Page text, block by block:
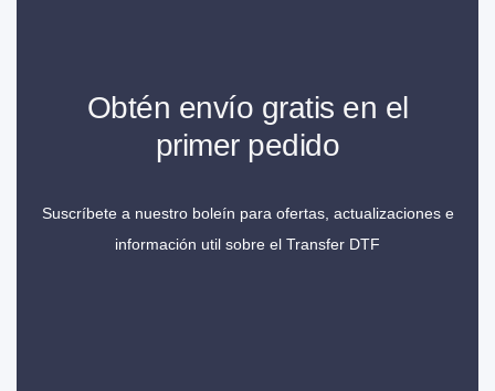
Obtén envío gratis en el
primer pedido
Suscríbete a nuestro boleín para ofertas, actualizaciones e
información util sobre el Transfer DTF